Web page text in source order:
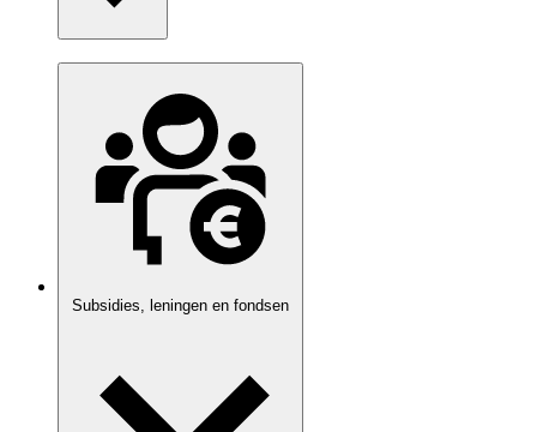
Subsidies, leningen en fondsen